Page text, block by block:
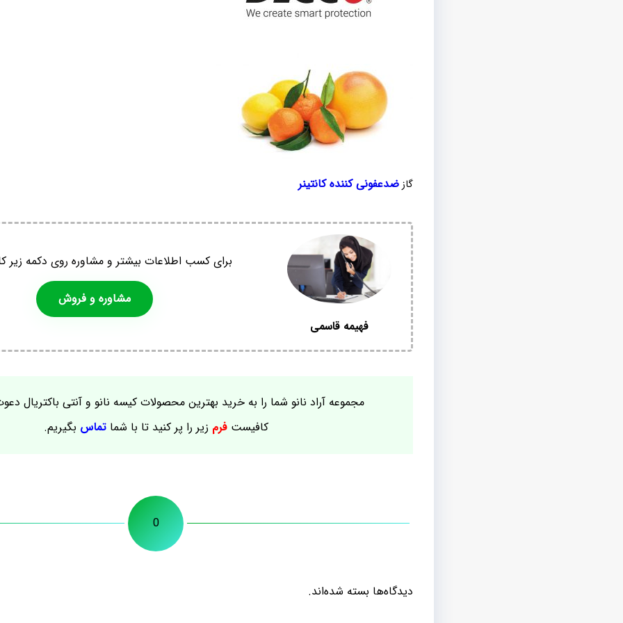
گازضدعفونی کننده کانتینر
فهیمه قاسمی
برای کسب اطلاعات بیشتر و مشاوره روی دکمه زیر
مشاوره و فروش
مجموعه آراد نانو شما را به خرید بهترین محصولات کیسه نانو و آنتی باکتریال
کافیستفرم زیر را پر کنید تا با شماتماس بگیریم.
0
دیدگاه‌ها بسته شده‌اند.